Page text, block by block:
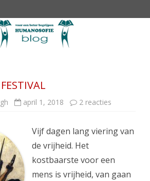
april 1, 2018 2 reacties
Vijf dagen lang viering van
de vrijheid. Het
kostbaarste voor een
mens is vrijheid, van gaan